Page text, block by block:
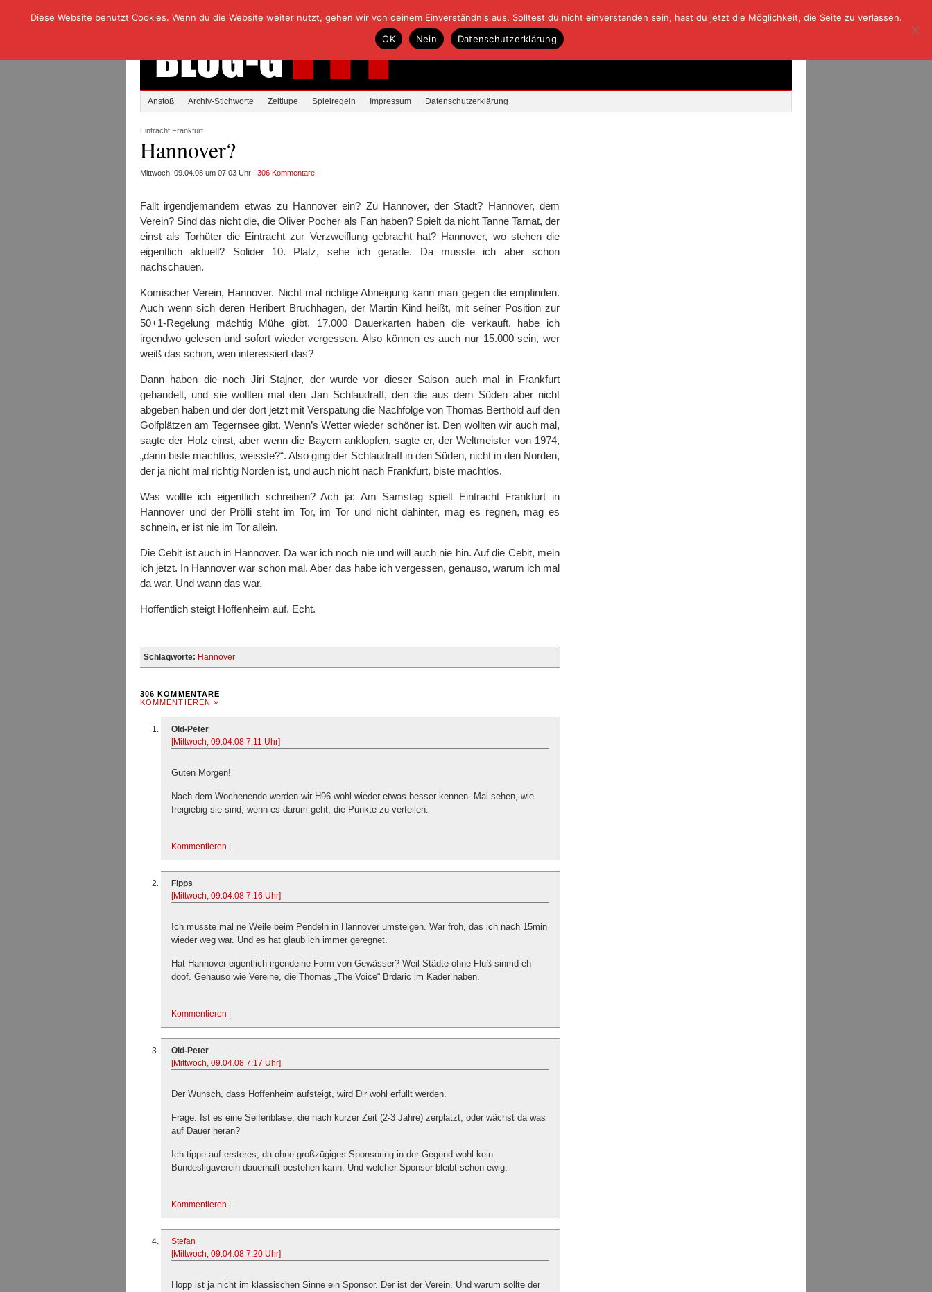
Anstoß Archiv-Stichworte Zeitlupe Spielregeln Impressum Datenschutzerklärung
Eintracht Frankfurt
Hannover?
Mittwoch, 09.04.08 um 07:03 Uhr | 306 Kommentare
Fällt irgendjemandem etwas zu Hannover ein? Zu Hannover, der Stadt? Hannover, dem
Verein? Sind das nicht die, die Oliver Pocher als Fan haben? Spielt da nicht Tanne Tarnat, der
einst als Torhüter die Eintracht zur Verzweiflung gebracht hat? Hannover, wo stehen die
eigentlich aktuell? Solider 10. Platz, sehe ich gerade. Da musste ich aber schon
nachschauen.
Komischer Verein, Hannover. Nicht mal richtige Abneigung kann man gegen die empfinden.
Auch wenn sich deren Heribert Bruchhagen, der Martin Kind heißt, mit seiner Position zur
50+1-Regelung mächtig Mühe gibt. 17.000 Dauerkarten haben die verkauft, habe ich
irgendwo gelesen und sofort wieder vergessen. Also können es auch nur 15.000 sein, wer
weiß das schon, wen interessiert das?
Dann haben die noch Jiri Stajner, der wurde vor dieser Saison auch mal in Frankfurt
gehandelt, und sie wollten mal den Jan Schlaudraff, den die aus dem Süden aber nicht
abgeben haben und der dort jetzt mit Verspätung die Nachfolge von Thomas Berthold auf den
Golfplätzen am Tegernsee gibt. Wenn’s Wetter wieder schöner ist. Den wollten wir auch mal,
sagte der Holz einst, aber wenn die Bayern anklopfen, sagte er, der Weltmeister von 1974,
„dann biste machtlos, weisste?“. Also ging der Schlaudraff in den Süden, nicht in den Norden,
der ja nicht mal richtig Norden ist, und auch nicht nach Frankfurt, biste machtlos.
Was wollte ich eigentlich schreiben? Ach ja: Am Samstag spielt Eintracht Frankfurt in
Hannover und der Prölli steht im Tor, im Tor und nicht dahinter, mag es regnen, mag es
schnein, er ist nie im Tor allein.
Die Cebit ist auch in Hannover. Da war ich noch nie und will auch nie hin. Auf die Cebit, mein
ich jetzt. In Hannover war schon mal. Aber das habe ich vergessen, genauso, warum ich mal
da war. Und wann das war.
Hoffentlich steigt Hoffenheim auf. Echt.
Schlagworte: Hannover
306 KOMMENTARE
KOMMENTIEREN »
Old-Peter
[Mittwoch, 09.04.08 7:11 Uhr]
Guten Morgen!
Nach dem Wochenende werden wir H96 wohl wieder etwas besser kennen. Mal sehen, wie
freigiebig sie sind, wenn es darum geht, die Punkte zu verteilen.
Kommentieren
Fipps
[Mittwoch, 09.04.08 7:16 Uhr]
Ich musste mal ne Weile beim Pendeln in Hannover umsteigen. War froh, das ich nach 15min
wieder weg war. Und es hat glaub ich immer geregnet.
Hat Hannover eigentlich irgendeine Form von Gewässer? Weil Städte ohne Fluß sinmd eh
doof. Genauso wie Vereine, die Thomas „The Voice“ Brdaric im Kader haben.
Kommentieren
Old-Peter
[Mittwoch, 09.04.08 7:17 Uhr]
Der Wunsch, dass Hoffenheim aufsteigt, wird Dir wohl erfüllt werden.
Frage: Ist es eine Seifenblase, die nach kurzer Zeit (2-3 Jahre) zerplatzt, oder wächst da was
auf Dauer heran?
Ich tippe auf ersteres, da ohne großzügiges Sponsoring in der Gegend wohl kein
Bundesligaverein dauerhaft bestehen kann. Und welcher Sponsor bleibt schon ewig.
Kommentieren
Stefan
[Mittwoch, 09.04.08 7:20 Uhr]
Hopp ist ja nicht im klassischen Sinne ein Sponsor. Der ist der Verein. Und warum sollte der
Diese Website benutzt Cookies. Wenn du die Website weiter nutzt, gehen wir von deinem Einverständnis aus. Solltest du nicht einverstanden sein, hast du jetzt die Möglichkeit, die Seite zu verlassen.
OK
Nein Datenschutzerklärung